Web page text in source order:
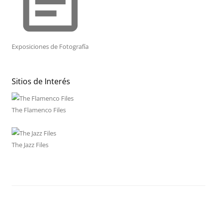
Exposiciones de Fotografía
Sitios de Interés
The Flamenco Files
The Jazz Files